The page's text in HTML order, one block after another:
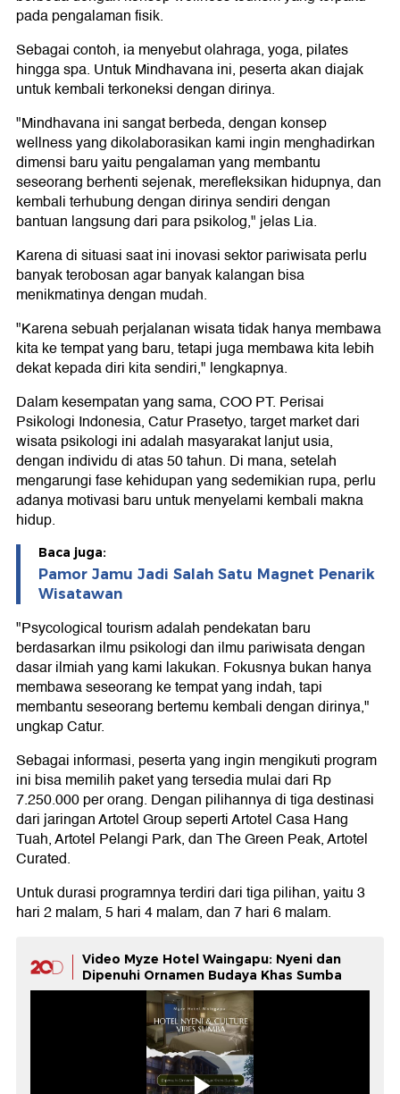
pada pengalaman fisik.
Sebagai contoh, ia menyebut olahraga, yoga, pilates
hingga spa. Untuk Mindhavana ini, peserta akan diajak
untuk kembali terkoneksi dengan dirinya.
"Mindhavana ini sangat berbeda, dengan konsep
wellness yang dikolaborasikan kami ingin menghadirkan
dimensi baru yaitu pengalaman yang membantu
seseorang berhenti sejenak, merefleksikan hidupnya, dan
kembali terhubung dengan dirinya sendiri dengan
bantuan langsung dari para psikolog," jelas Lia.
Karena di situasi saat ini inovasi sektor pariwisata perlu
banyak terobosan agar banyak kalangan bisa
menikmatinya dengan mudah.
"Karena sebuah perjalanan wisata tidak hanya membawa
kita ke tempat yang baru, tetapi juga membawa kita lebih
dekat kepada diri kita sendiri," lengkapnya.
Dalam kesempatan yang sama, COO PT. Perisai
Psikologi Indonesia, Catur Prasetyo, target market dari
wisata psikologi ini adalah masyarakat lanjut usia,
dengan individu di atas 50 tahun. Di mana, setelah
mengarungi fase kehidupan yang sedemikian rupa, perlu
adanya motivasi baru untuk menyelami kembali makna
hidup.
Baca juga:
Pamor Jamu Jadi Salah Satu Magnet Penarik
Wisatawan
"Psycological tourism adalah pendekatan baru
berdasarkan ilmu psikologi dan ilmu pariwisata dengan
dasar ilmiah yang kami lakukan. Fokusnya bukan hanya
membawa seseorang ke tempat yang indah, tapi
membantu seseorang bertemu kembali dengan dirinya,"
ungkap Catur.
Sebagai informasi, peserta yang ingin mengikuti program
ini bisa memilih paket yang tersedia mulai dari Rp
7.250.000 per orang. Dengan pilihannya di tiga destinasi
dari jaringan Artotel Group seperti Artotel Casa Hang
Tuah, Artotel Pelangi Park, dan The Green Peak, Artotel
Curated.
Untuk durasi programnya terdiri dari tiga pilihan, yaitu 3
hari 2 malam, 5 hari 4 malam, dan 7 hari 6 malam.
Video Myze Hotel Waingapu: Nyeni dan
Dipenuhi Ornamen Budaya Khas Sumba